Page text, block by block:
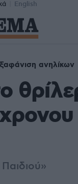
English
ανηλίκων